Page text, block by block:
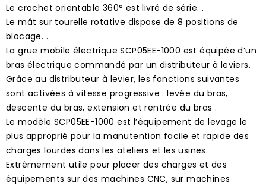
Le crochet orientable 360° est livré de série. .
Le mât sur tourelle rotative dispose de 8 positions de
blocage. .
La grue mobile électrique SCP05EE-1000 est équipée d’un
bras électrique commandé par un distributeur à leviers.
Grâce au distributeur à levier, les fonctions suivantes
sont activées à vitesse progressive : levée du bras,
descente du bras, extension et rentrée du bras .
Le modèle SCP05EE-1000 est l’équipement de levage le
plus approprié pour la manutention facile et rapide des
charges lourdes dans les ateliers et les usines.
Extrêmement utile pour placer des charges et des
équipements sur des machines CNC, sur machines